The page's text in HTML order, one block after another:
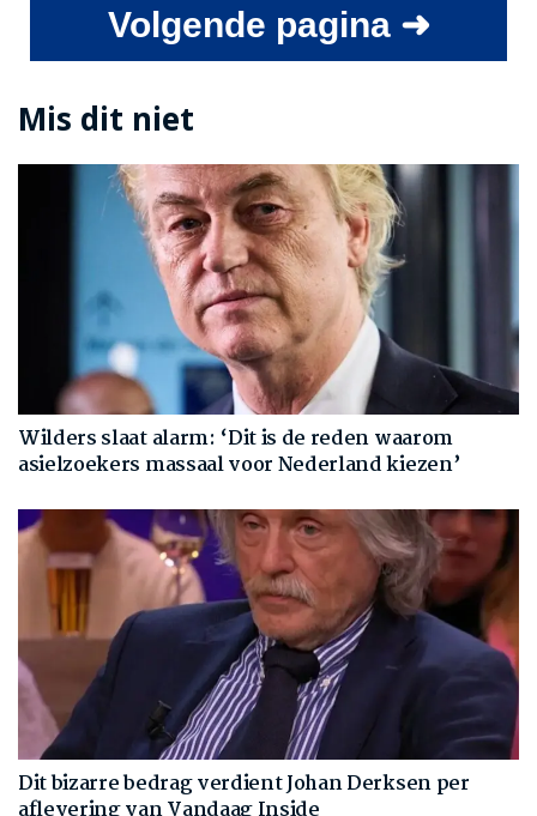
Volgende pagina ➜
Mis dit niet
Wilders slaat alarm: ‘Dit is de reden waarom
asielzoekers massaal voor Nederland kiezen’
Dit bizarre bedrag verdient Johan Derksen per